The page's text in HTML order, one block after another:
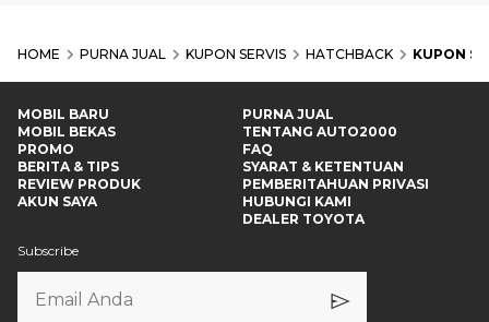
HOME PURNA JUAL KUPON SERVIS HATCHBACK KUPON
MOBIL BARU
MOBIL BEKAS
PROMO
BERITA & TIPS
REVIEW PRODUK
AKUN SAYA
PURNA JUAL
TENTANG AUTO2000
FAQ
SYARAT & KETENTUAN
PEMBERITAHUAN PRIVASI
HUBUNGI KAMI
DEALER TOYOTA
Subscribe